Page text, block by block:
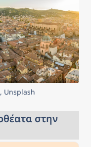
Unsplash
στην